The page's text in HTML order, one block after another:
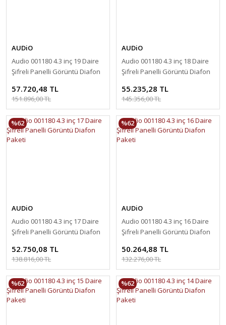
AUDiO
Audio 001180 4.3 inç 19 Daire
Şifreli Panelli Görüntü Diafon
57.720,48 TL
151.896,00 TL
AUDiO
Audio 001180 4.3 inç 18 Daire
Şifreli Panelli Görüntü Diafon
55.235,28 TL
145.356,00 TL
%62
AUDiO
Audio 001180 4.3 inç 17 Daire
Şifreli Panelli Görüntü Diafon
52.750,08 TL
138.816,00 TL
%62
AUDiO
Audio 001180 4.3 inç 16 Daire
Şifreli Panelli Görüntü Diafon
50.264,88 TL
132.276,00 TL
%62 %62